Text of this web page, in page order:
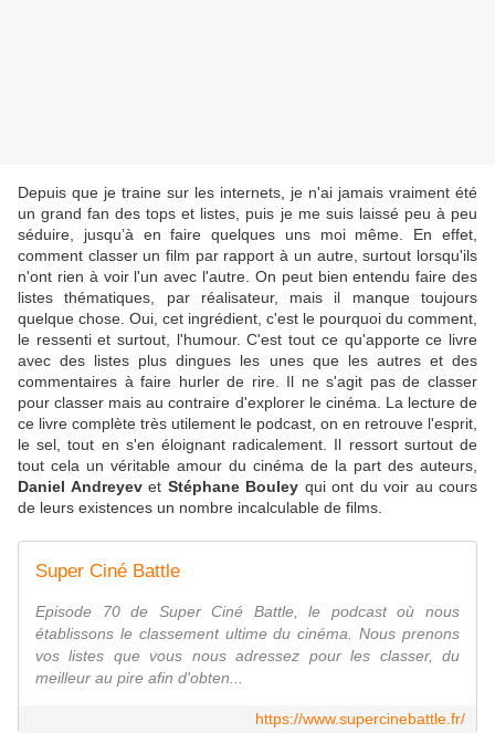
Depuis que je traine sur les internets, je n'ai jamais vraiment été
un grand fan des tops et listes, puis je me suis laissé peu à peu
séduire, jusqu’à en faire quelques uns moi même. En effet,
comment classer un film par rapport à un autre, surtout lorsqu'ils
n'ont rien à voir l'un avec l'autre. On peut bien entendu faire des
listes thématiques, par réalisateur, mais il manque toujours
quelque chose. Oui, cet ingrédient, c'est le pourquoi du comment,
le ressenti et surtout, l'humour. C'est tout ce qu'apporte ce livre
avec des listes plus dingues les unes que les autres et des
commentaires à faire hurler de rire. Il ne s'agit pas de classer
pour classer mais au contraire d'explorer le cinéma. La lecture de
ce livre complète très utilement le podcast, on en retrouve l'esprit,
le sel, tout en s'en éloignant radicalement. Il ressort surtout de
tout cela un véritable amour du cinéma de la part des auteurs,
Daniel Andreyevet Stéphane Bouley qui ont du voir au cours
de leurs existences un nombre incalculable de films.
Super Ciné Battle
Episode 70 de Super Ciné Battle, le podcast où nous
établissons le classement ultime du cinéma. Nous prenons
vos listes que vous nous adressez pour les classer, du
meilleur au pire afin d'obten...
https://www.supercinebattle.fr/